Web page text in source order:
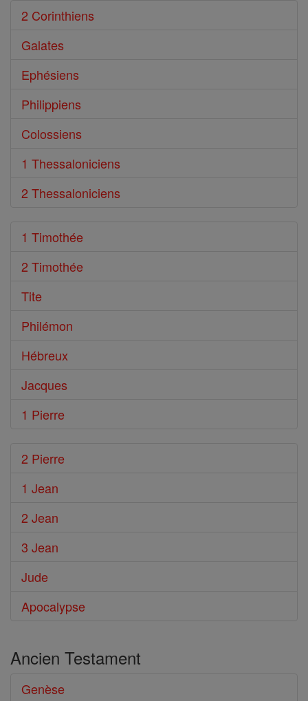
2 Corinthiens
Galates
Ephésiens
Philippiens
Colossiens
1 Thessaloniciens
2 Thessaloniciens
1 Timothée
2 Timothée
Tite
Philémon
Hébreux
Jacques
1 Pierre
2 Pierre
1 Jean
2 Jean
3 Jean
Jude
Apocalypse
Ancien Testament
Genèse